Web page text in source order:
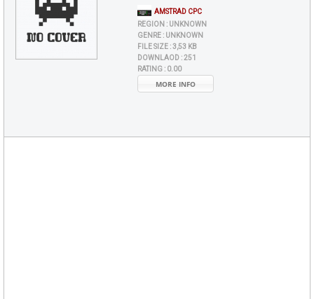
AMSTRAD CPC
REGION : UNKNOWN
GENRE : UNKNOWN
FILE SIZE :3,53 KB
DOWNLAOD :251
RATING : 0.00
MORE INFO